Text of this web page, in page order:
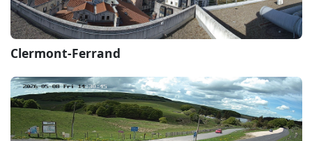
Clermont-Ferrand